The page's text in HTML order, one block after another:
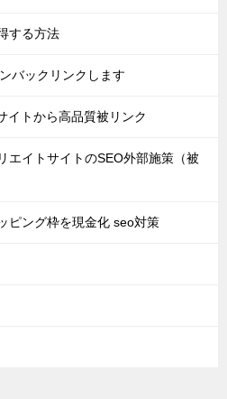
する方法
バックリンクします
イトから高品質被リンク
エイトサイトのSEO外部施策（被
ピング枠を現金化 seo対策